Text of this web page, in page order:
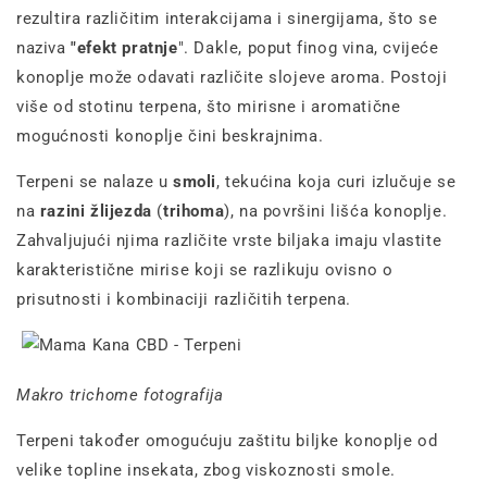
rezultira različitim interakcijama i sinergijama, što se
naziva "efekt pratnje". Dakle, poput finog vina, cvijeće
konoplje može odavati različite slojeve aroma. Postoji
više od stotinu terpena, što mirisne i aromatične
mogućnosti konoplje čini beskrajnima.
Terpeni se nalaze u smoli, tekućina koja curi izlučuje se
na razini žlijezda (trihoma), na površini lišća konoplje.
Zahvaljujući njima različite vrste biljaka imaju vlastite
karakteristične mirise koji se razlikuju ovisno o
prisutnosti i kombinaciji različitih terpena.
Makro trichome fotografija
Terpeni također omogućuju zaštitu biljke konoplje od
velike topline insekata, zbog viskoznosti smole.